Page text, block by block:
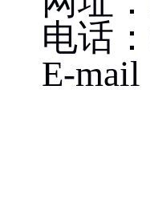
电话：
E-mail